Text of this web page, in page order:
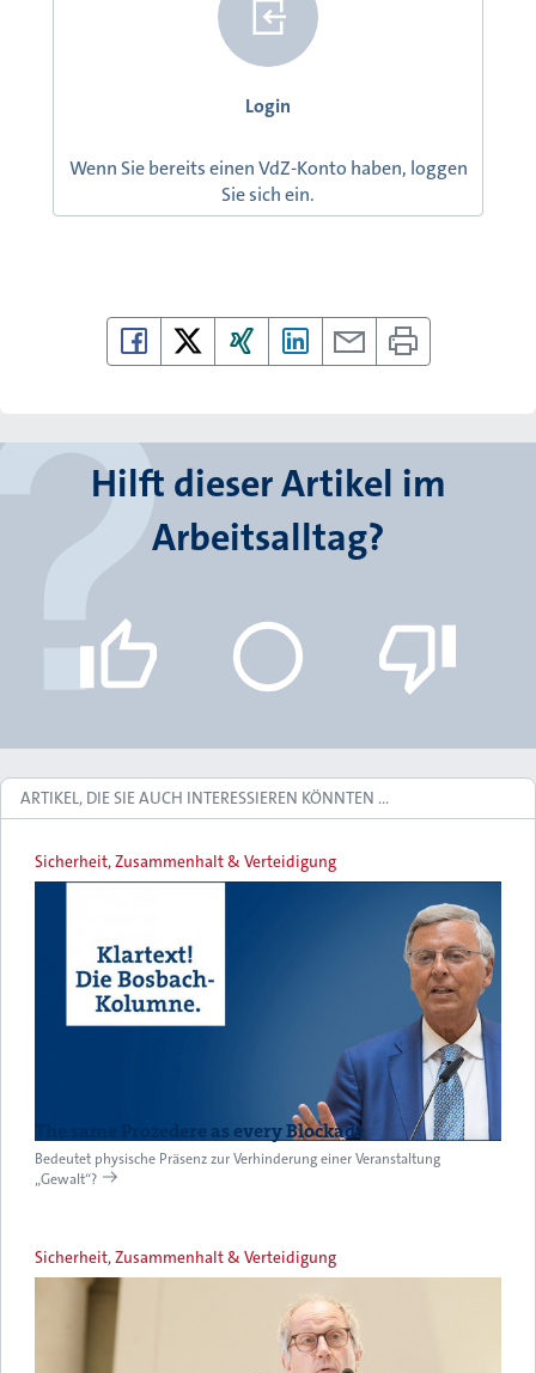
Login
Wenn Sie bereits einen VdZ-Konto haben, loggen
Sie sich ein.
Hilft dieser Artikel im
Arbeitsalltag?
ARTIKEL, DIE SIE AUCH INTERESSIEREN KÖNNTEN …
Sicherheit, Zusammenhalt & Verteidigung
The same Prozedere as every Blockade
Bedeutet physische Präsenz zur Verhinderung einer Veranstaltung
„Gewalt“?
Sicherheit, Zusammenhalt & Verteidigung